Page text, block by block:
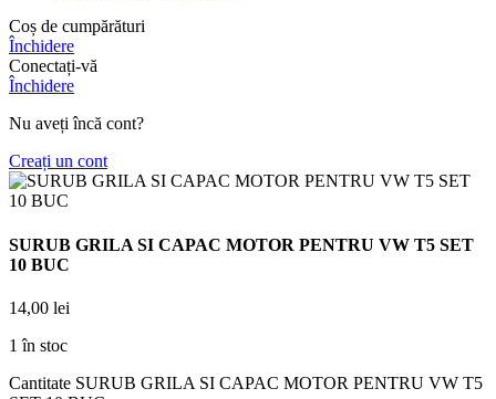
Coș de cumpărături
Închidere
Conectați-vă
Închidere
Nu aveți încă cont?
Creați un cont
SURUB GRILA SI CAPAC MOTOR PENTRU VW T5 SET
10 BUC
14,00 lei
1 în stoc
Cantitate SURUB GRILA SI CAPAC MOTOR PENTRU VW T5